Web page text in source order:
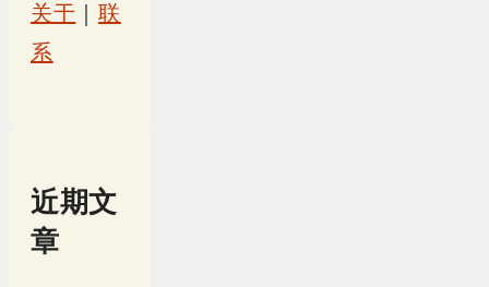
关于 ｜联
系
近期文
章